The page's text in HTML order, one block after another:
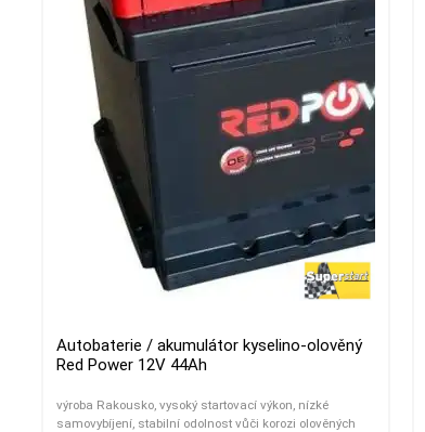
Autobaterie / akumulátor kyselino-olověný
Red Power 12V 44Ah
výroba Rakousko, vysoký startovací výkon, nízké
samovybíjení, stabilní odolnost vůči korozi olověných